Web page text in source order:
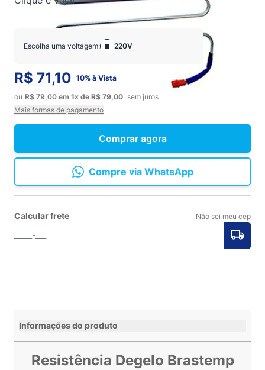
Comprar agora
Escolha uma voltagem: 220V
R$ 71,10 10% à Vista
ou R$ 79,00 em 1x de R$ 79,00 sem juros
Mais formas de pagamento
Compre via WhatsApp
Calcular frete Não sei meu cep
Informações do produto
Resistência Degelo Brastemp